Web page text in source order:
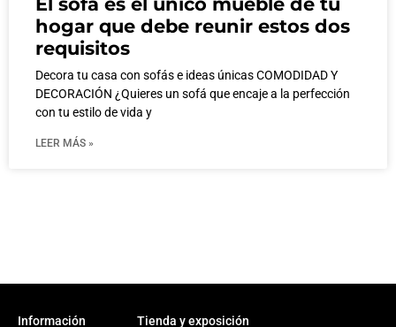
hogar que debe reunir estos dos
requisitos
Decora tu casa con sofás e ideas únicas COMODIDAD Y
DECORACIÓN ¿Quieres un sofá que encaje a la perfección
con tu estilo de vida y
LEER MÁS »
Información
Tienda y exposición